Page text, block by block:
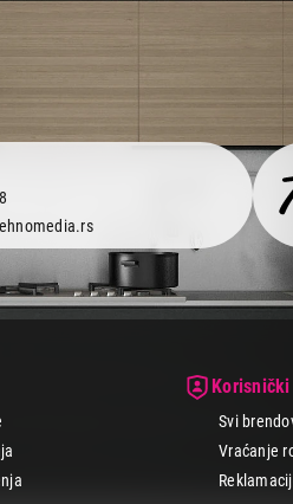
ili najbližu prodavnicu i pronađi
iskustvo rada i zabave.
komfor poruči online, a mi ti
Svi
Vraćanje